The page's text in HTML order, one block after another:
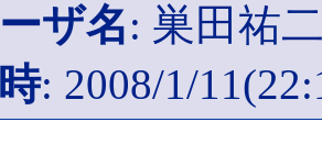
ザ名: 巣田祐
: 2008/1/